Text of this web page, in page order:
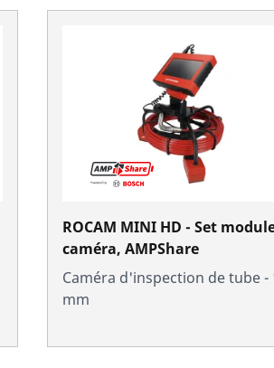
ROCAM MINI HD - Set
caméra, AMPShare
Caméra d'inspection de tube -
mm